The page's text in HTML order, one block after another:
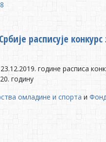
расписује
године расписа
годину
омладине и спорта и